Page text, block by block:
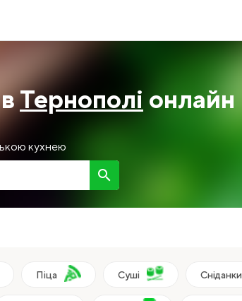
вТернополі онлайн
кухнею
search
Піца Суші Сніданки